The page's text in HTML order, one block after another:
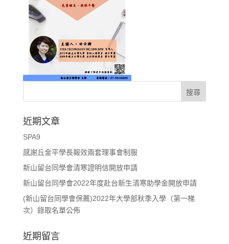
近期文章
SPA9
感謝丘金平學長報效兩套理事會制服
新山留台同學會清寒證明信開放申請
新山留台同學會2022年度赴台新生清寒助學金開放申請
(新山留台同學會保薦)2022年大學部秋季入學（第一梯
次）錄取名單公佈
近期留言